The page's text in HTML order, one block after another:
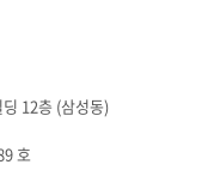
12층 (삼성동)
호